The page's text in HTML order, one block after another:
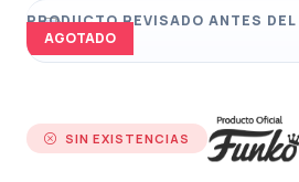
AGOTADO
SIN EXISTENCIAS